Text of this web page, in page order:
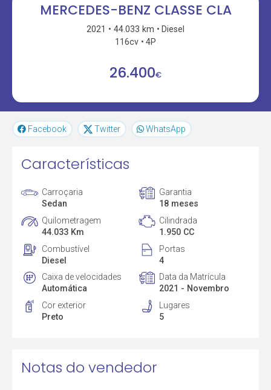
MERCEDES-BENZ CLASSE CLA
2021 44.033 km
Diesel
116cv
4P
26.400€
Facebook Twitter WhatsApp
Características
Carroçaria
Sedan
Garantia
18 meses
Quilometragem
44.033 Km
Cilindrada
1.950 CC
Combustível
Diesel
Portas
4
Caixa de velocidades
Automática
Data da Matrícula
2021 - Novembro
Cor exterior
Preto
Lugares
5
Notas do vendedor